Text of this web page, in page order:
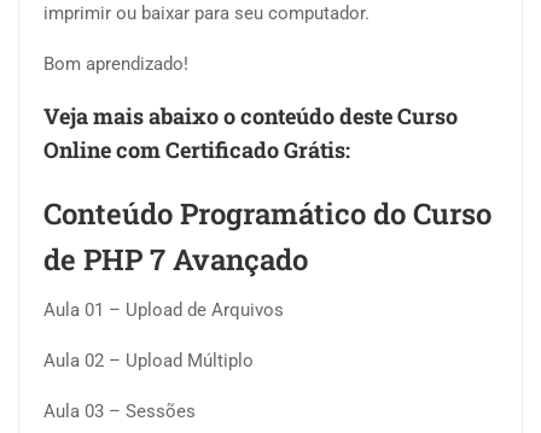
imprimir ou baixar para seu computador.
Bom aprendizado!
Veja mais abaixo o conteúdo deste Curso
Online com Certificado Grátis:
Conteúdo Programático do Curso
de PHP 7 Avançado
Aula 01 – Upload de Arquivos
Aula 02 – Upload Múltiplo
Aula 03 – Sessões